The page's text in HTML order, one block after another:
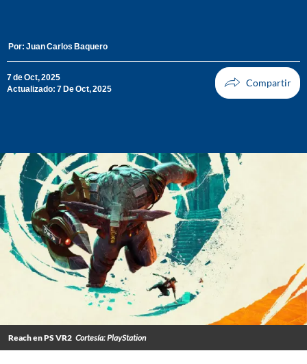
Por: Juan Carlos Baquero
7 de Oct, 2025
Actualizado: 7 De Oct, 2025
Reach en PS VR2 Cortesía: PlayStation